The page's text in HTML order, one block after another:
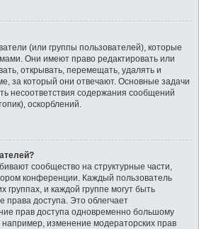
(или группы пользователей), которые
Они имеют право редактировать или
открывать, перемещать, удалять и
за который они отвечают. Основные задачи
несоответствия содержания сообщений
оскорблений.
сообщество на структурные части,
конференции. Каждый пользователь
группах, и каждой группе могут быть
доступа. Это облегчает
прав доступа одновременно большому
например, изменение модераторских прав